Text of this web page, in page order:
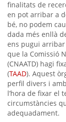
finalitats de
en pot arribar a
bé, no podem
dada més enllà
ens pugui
que la Comissió
(CNAATD) hagi
(TAAD). Aquest
perfil divers i
l’hora de fixar el
circumstàncies
adequadament.